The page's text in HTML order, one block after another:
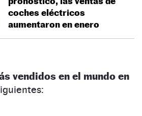
coches eléctricos
aumentaron en enero
vendidos en el mundo en